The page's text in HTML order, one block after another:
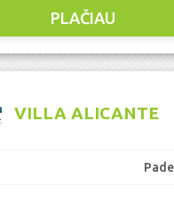
PLAČIAU
VILLA ALICANTE